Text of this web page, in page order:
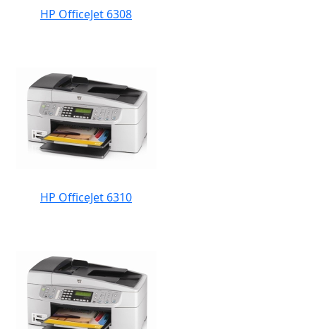
HP OfficeJet 6308
HP OfficeJet 6310